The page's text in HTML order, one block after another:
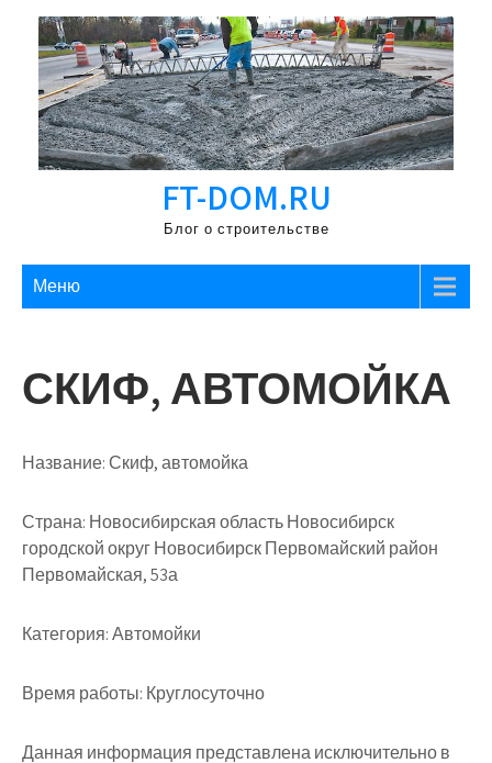
Перейти
содержимому
FT-DOM.RU
Блог о строительстве
Меню
СКИФ, АВТОМОЙКА
Название:Скиф, автомойка
Страна: Новосибирская область Новосибирск
городской округ Новосибирск Первомайский район
Первомайская, 53а
Категория:Автомойки
Время работы: Круглосуточно
Данная информация представлена исключительно в